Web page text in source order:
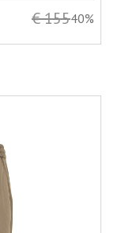
€ 15540%